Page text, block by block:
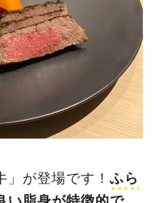
」が登場です！ふら